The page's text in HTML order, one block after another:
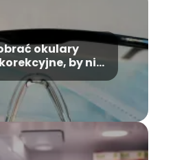
okulary
by nie
podczas
pracy
fizycznej?